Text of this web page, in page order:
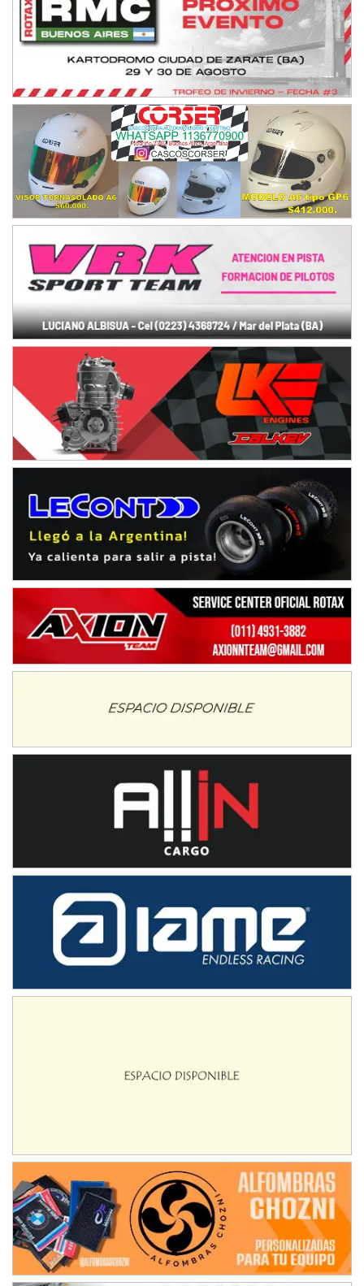
Hugo "Gato" Molini (Tierra)
Nogoyá (Entre Ríos)
RIOJANO - F6
Ciudad de La Rioja (Asfalto)
PROKART NEUQUINO - F6
Autódromo de Neuquén (Asfalto)
Centenario (Neuquén)
CENTRO BONAERENSE - F6
Emilio Parisi (Tierra)
25 de Mayo (Buenos Aires)